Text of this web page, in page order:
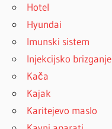
Hotel
Hyundai
Imunski sistem
Injekcijsko brizganje
Kača
Kajak
Karitejevo maslo